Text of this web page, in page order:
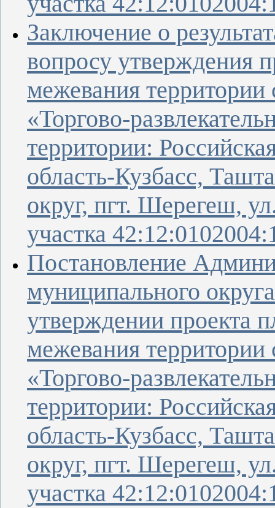
Заключение о
вопросу утверждения
межевания
«Торгово-
территории:
область-Кузбасс,
округ, пгт. Шерегеш,
участка
Постановление
муниципального
утверждении проекта
межевания
«Торгово-
территории:
область-Кузбасс,
округ, пгт. Шерегеш,
участка